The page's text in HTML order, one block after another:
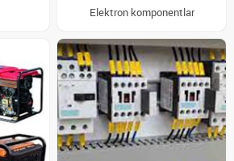
Elektron komponentlar